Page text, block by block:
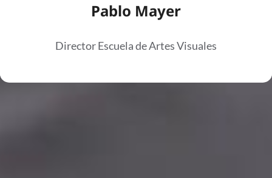
Pablo Mayer
Director Escuela de Artes Visuales